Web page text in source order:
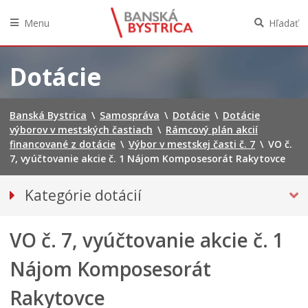
obsah
Menu Hľadať
Dotácie
Banská Bystrica \ Samospráva \ Dotácie \ Dotácie
výborov v mestských častiach \ Rámcový plán akcií
financované z dotácie \ Výbor v mestskej časti č. 7 \ VO č.
7, vyúčtovanie akcie č. 1 Nájom Komposesorát Rakytovce
Kategórie dotácií
DOTÁCIE VÝBOROV V MESTSKÝCH ČASTIACH
Rámcový plán akcií financované z dotácie
Výbor v mestskej časti č. 1
VO č. 7, vyúčtovanie akcie č. 1
Nájom Komposesorát
Rakytovce